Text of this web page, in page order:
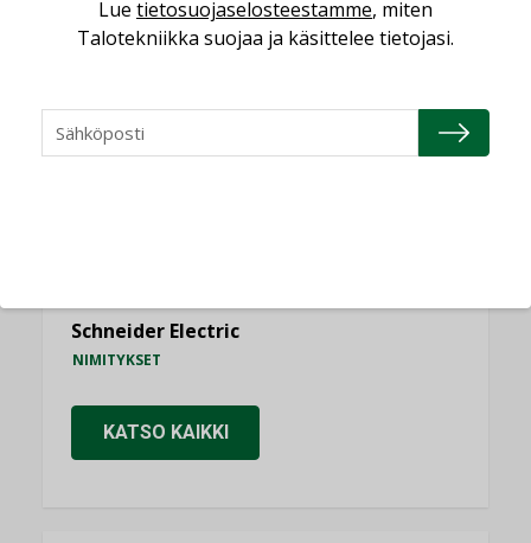
NIMITYKSET
NIMITYKSET
Schneider Electric
NIMITYKSET
KATSO KAIKKI
Lue tietosuojaselosteestamme, miten
Talotekniikka suojaa ja käsittelee tietojasi.